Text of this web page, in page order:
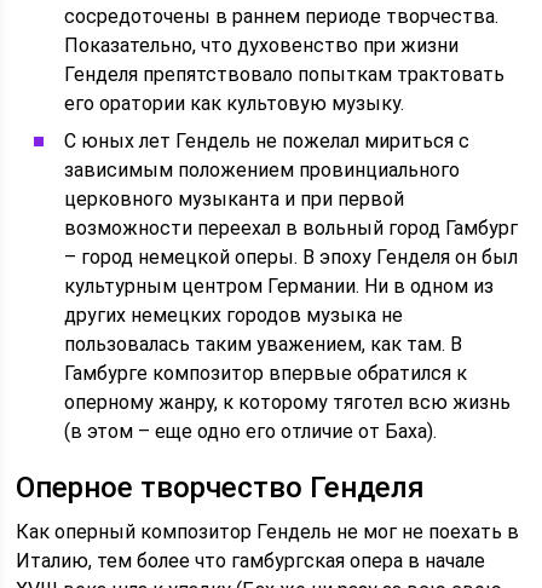
сосредоточены в раннем периоде творчества.
Показательно, что духовенство при жизни
Генделя препятствовало попыткам трактовать
его оратории как культовую музыку.
С юных лет Гендель не пожелал мириться с
зависимым положением провинциального
церковного музыканта и при первой
возможности переехал в вольный город Гамбург
– город немецкой оперы. В эпоху Генделя он был
культурным центром Германии. Ни в одном из
других немецких городов музыка не
пользовалась таким уважением, как там. В
Гамбурге композитор впервые обратился к
оперному жанру, к которому тяготел всю жизнь
(в этом – еще одно его отличие от Баха).
Оперное творчество Генделя
Как оперный композитор Гендель не мог не поехать в
Италию, тем более что гамбургская опера в начале